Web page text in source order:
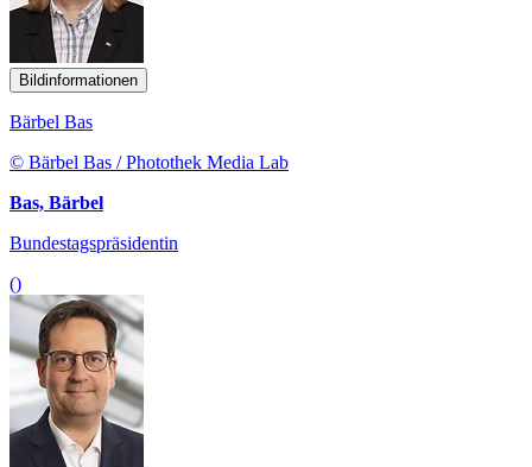
Bildinformationen
Bärbel Bas
© Bärbel Bas / Photothek Media Lab
Bas, Bärbel
Bundestagspräsidentin
()